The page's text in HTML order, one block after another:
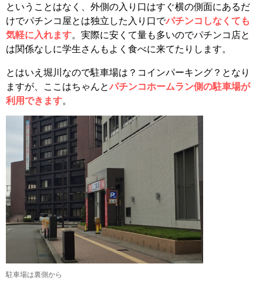
ということはなく、外側の入り口はすぐ横の側面にあるだ
けでパチンコ屋とは独立した入り口でパチンコしなくても
気軽に入れます。実際に安くて量も多いのでパチンコ店と
は関係なしに学生さんもよく食べに来てたりします。
とはいえ堀川なので駐車場は？コインパーキング？となり
ますが、ここはちゃんとパチンコホームラン側の駐車場が
利用できます。
駐車場は裏側から